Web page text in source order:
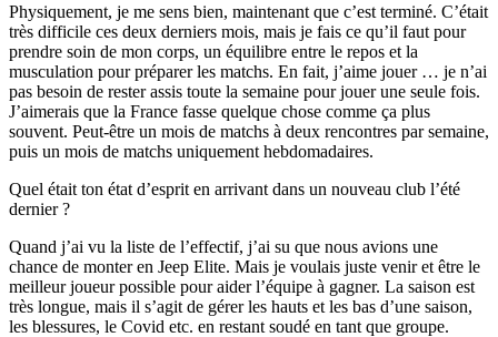
Physiquement, je me sens bien, maintenant que c’est terminé. C’était
très difficile ces deux derniers mois, mais je fais ce qu’il faut pour
prendre soin de mon corps, un équilibre entre le repos et la
musculation pour préparer les matchs. En fait, j’aime jouer … je n’ai
pas besoin de rester assis toute la semaine pour jouer une seule fois.
J’aimerais que la France fasse quelque chose comme ça plus
souvent. Peut-être un mois de matchs à deux rencontres par semaine,
puis un mois de matchs uniquement hebdomadaires.
Quel était ton état d’esprit en arrivant dans un nouveau club l’été
dernier ?
Quand j’ai vu la liste de l’effectif, j’ai su que nous avions une
chance de monter en Jeep Elite. Mais je voulais juste venir et être le
meilleur joueur possible pour aider l’équipe à gagner. La saison est
très longue, mais il s’agit de gérer les hauts et les bas d’une saison,
les blessures, le Covid etc. en restant soudé en tant que groupe.